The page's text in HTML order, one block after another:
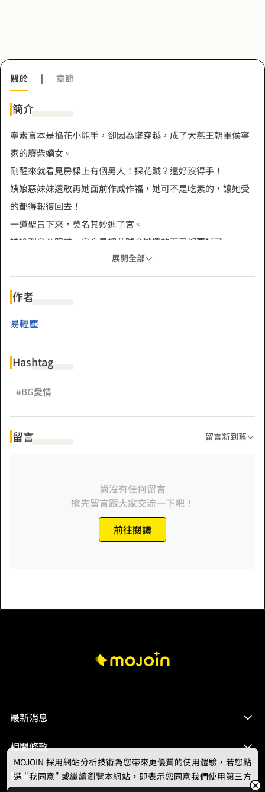
關於 | 章節
簡介
寧素言本是掐花小能手，卻因為墜穿越，成了大燕王朝軍侯寧
家的廢柴嫡女。
剛醒來就看見房樑上有個男人！採花賊？還好沒得手！
姨娘惡妹妹還敢再她面前作威作福，她可不是吃素的，讓她受
的都得報復回去！
一道聖旨下來，莫名其妙進了宮。
被拎到皇帝跟前，皇帝是採花賊？她驚的下巴都要掉了……
總有美男找上她，皇上您生哪門子的氣？
展開全部
作者
易輕塵
Hashtag
#BG愛情
留言 留言新到舊
尚沒有任何留言
搶先留言跟大家交流一下吧！
前往閱讀
最新消息
相關條款
聯絡我們
MOJOIN 採用網站分析技術為您帶來更優質的使用體驗，若您點
選 "我同意" 或繼續瀏覽本網站，即表示您同意我們使用第三方